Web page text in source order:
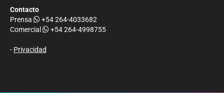
Contacto
Prensa
+54 264-4033682
Comercial
+54 264-4998755
- Privacidad